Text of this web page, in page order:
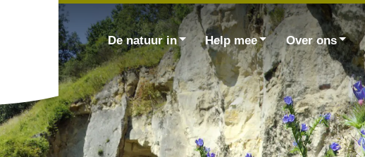
Zoek
naar:
De natuur in Help mee Over ons